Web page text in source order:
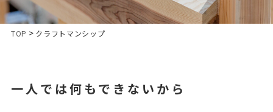
TOP > クラフトマンシップ
一人では何もできないから